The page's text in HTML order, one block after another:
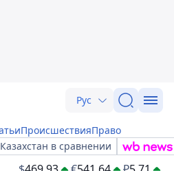
Рус
ПроисшествияПраво
в сравнении